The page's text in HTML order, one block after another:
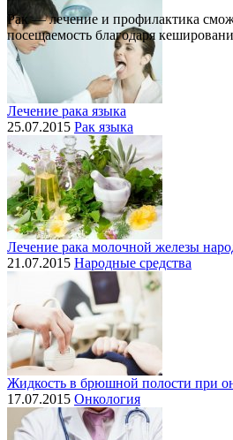
Лечение рака языка
25.07.2015 Рак языка
Лечение рака молочной железы
21.07.2015 Народные средства
Жидкость в брюшной полости при
17.07.2015 Онкология
Рак — лечение и профилактика
посещаемость благодаря